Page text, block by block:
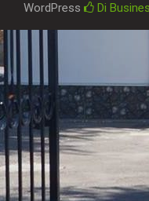
WordPress
Di